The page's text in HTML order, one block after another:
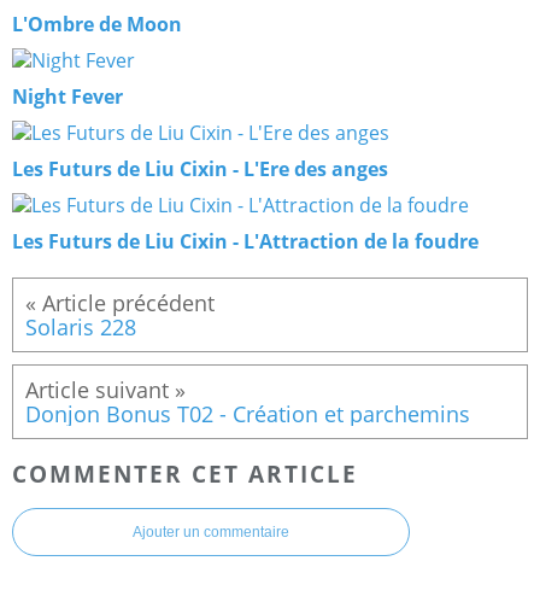
L'Ombre de Moon
Night Fever
Les Futurs de Liu Cixin - L'Ere des anges
Les Futurs de Liu Cixin - L'Attraction de la foudre
Solaris 228
Donjon Bonus T02 - Création et parchemins
COMMENTER CET ARTICLE
Ajouter un commentaire